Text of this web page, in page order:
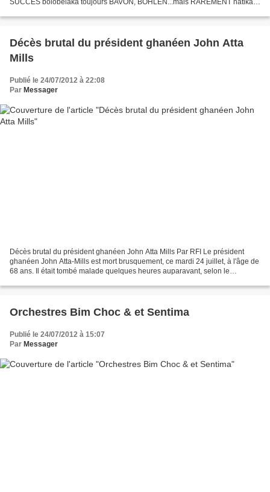
SUCCES bolobelaka toujours BAVON, BOHLEN...mais RAREMENT natikala
Décès brutal du président ghanéen John Atta
Mills
Publié le 24/07/2012 à 22:08
Par Messager
Décès brutal du président ghanéen John Atta Mills Par RFI Le président
ghanéen John Atta-Mills est mort brusquement, ce mardi 24 juillet, à l'âge de
68 ans. Il était tombé malade quelques heures auparavant, selon le
Orchestres Bim Choc & et Sentima
Publié le 24/07/2012 à 15:07
Par Messager